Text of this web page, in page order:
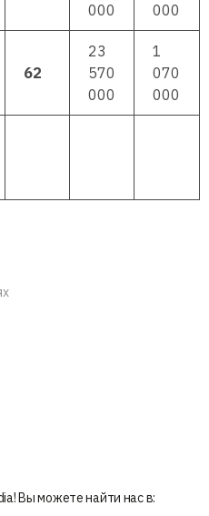
000
000
62
23
570
000
1
070
000
Вы можете найти нас в: